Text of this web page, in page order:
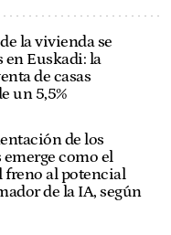
la vivienda se
en Euskadi: la
de casas
un 5,5%
de los
emerge como el
al potencial
de la IA, según